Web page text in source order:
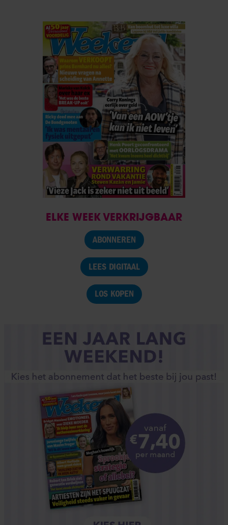
ELKE WEEK VERKRIJGBAAR
ABONNEREN
LEES DIGITAAL
LOS KOPEN